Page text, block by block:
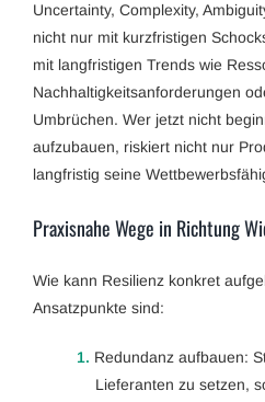
Uncertainty, Complexity,
nicht nur mit kurzfristigen
mit langfristigen Trends wie
Nachhaltigkeitsanforderungen
Umbrüchen. Wer jetzt nicht
aufzubauen, riskiert nicht nur
langfristig seine
Praxisnahe Wege in Richtung
Wie kann Resilienz konkret
Ansatzpunkte sind:
1. Redundanz aufbauen:
Lieferanten zu setzen,